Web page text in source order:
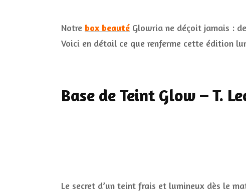
Notre box beauté Glowria ne déçoit jamais :
Voici en détail ce que renferme cette édition
Base de Teint Glow – T.
Le secret d’un teint frais et lumineux dès le